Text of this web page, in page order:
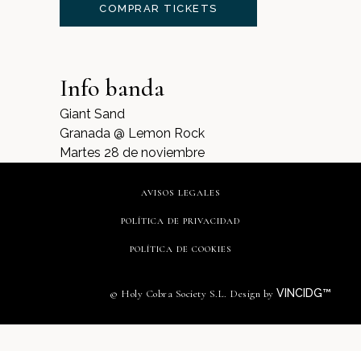
COMPRAR TICKETS
Info banda
Giant Sand
Granada @ Lemon Rock
Martes 28 de noviembre
AVISOS LEGALES
POLÍTICA DE PRIVACIDAD
POLÍTICA DE COOKIES
© Holy Cobra Society S.L. Design by VINCIDG™